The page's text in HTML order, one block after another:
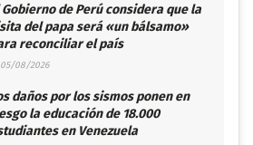
Gobierno de Perú considera que la
del papa será «un bálsamo»
reconciliar el país
05/08/2026
daños por los sismos ponen en
la educación de 18.000
en Venezuela